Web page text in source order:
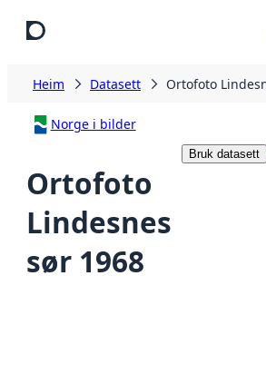
Heim Datasett Ortofoto
Norge i bilder
Ortofoto
Lindesnes
sør 1968
Bruk datasett